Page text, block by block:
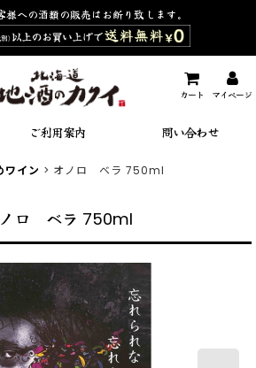
様への酒類の販売は お断り致します。
カート マイページ
ご利用案内 問い合わせ
ワイン > オノロ ベラ 750ml
ロ ベラ 750ml